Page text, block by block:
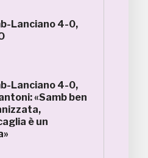
Lanciano 4-0,
Lanciano 4-0,
«Samb ben
è un